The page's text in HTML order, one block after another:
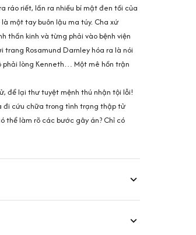
ráo riết, lần ra nhiều bí mật đen tối của
một tay buôn lậu ma túy. Cha xứ
thần kinh và từng phải vào bệnh viện
Rosamund Darnley hóa ra là nói
phải lòng Kenneth… Một mê hồn trận
để lại thư tuyệt mệnh thú nhận tội lỗi!
đi cứu chữa trong tình trạng thập tử
thể làm rõ các bước gây án? Chỉ có